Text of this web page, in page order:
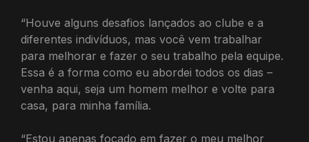
“Houve alguns desafios lançados ao clube e a
diferentes indivíduos, mas você vem trabalhar
para melhorar e fazer o seu trabalho pela equipe.
Essa é a forma como eu abordei todos os dias –
venha aqui, seja um homem melhor e volte para
casa, para minha família.
“Estou apenas focado em fazer o meu melhor